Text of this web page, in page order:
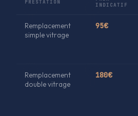
PRESTATION
INDICATIF
Remplacement
simple vitrage
95€
Remplacement
double vitrage
180€